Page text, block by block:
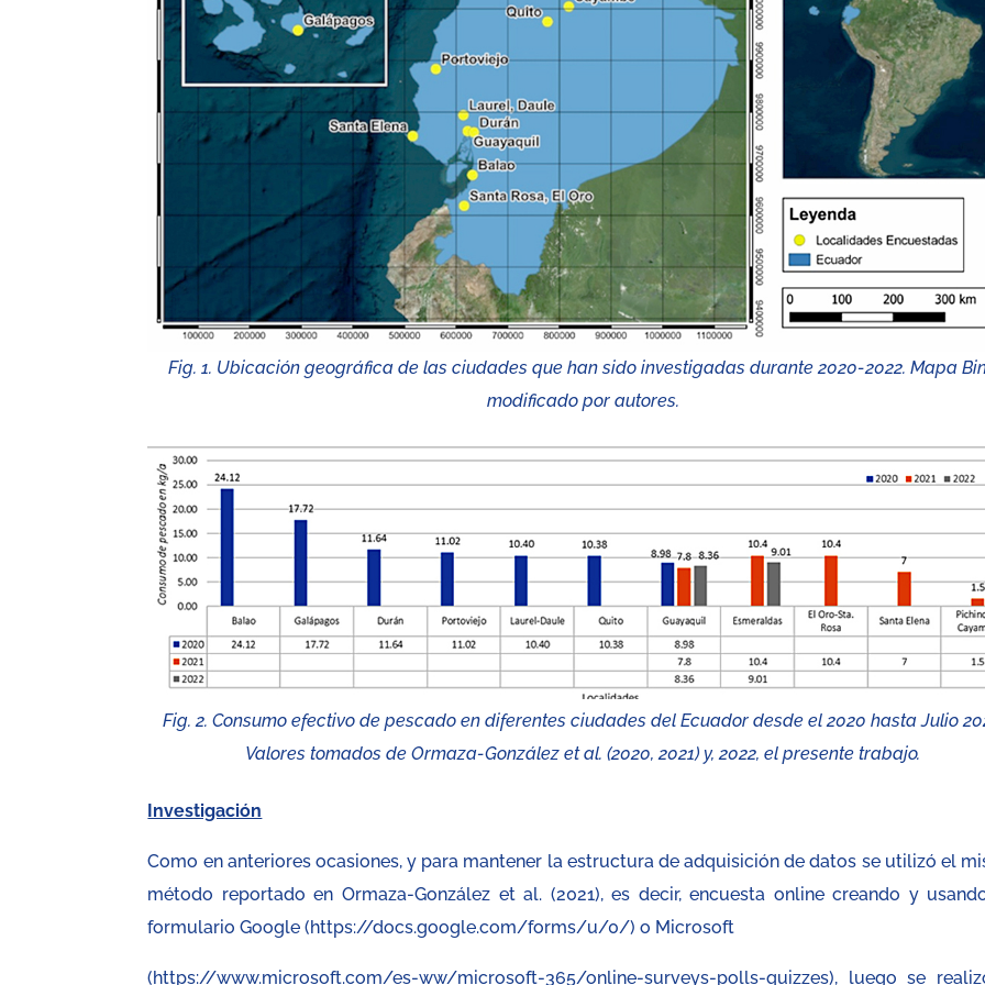
Fig. 1. Ubicación geográfica de las ciudades que han sido investigadas durante 2020-2022. Mapa
modificado por autores.
Fig. 2. Consumo efectivo de pescado en diferentes ciudades del Ecuador desde el 2020 hasta Julio
Valores tomados de Ormaza-González et al. (2020, 2021) y, 2022, el presente trabajo.
Investigación
Como en anteriores ocasiones, y para mantener la estructura de adquisición de datos se utilizó el
método reportado en Ormaza-González et al. (2021), es decir, encuesta online creando y
formulario Google (https://docs.google.com/forms/u/0/) o Microsoft
(https://www.microsoft.com/es-ww/microsoft-365/online-surveys-polls-quizzes), luego se